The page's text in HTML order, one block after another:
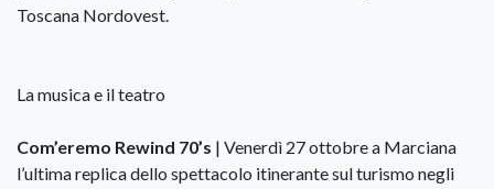
Toscana Nordovest.
La musica e il teatro
Com’eremo Rewind 70’s | Venerdì 27 ottobre a Marciana
l’ultima replica dello spettacolo itinerante sul turismo negli